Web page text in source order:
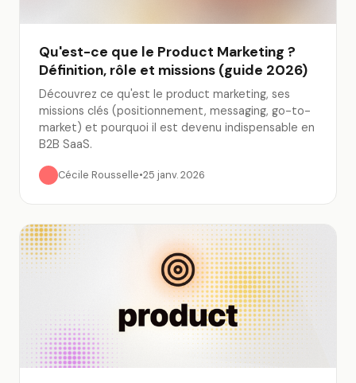
Qu'est-ce que le Product Marketing ?
Définition, rôle et missions (guide 2026)
Découvrez ce qu'est le product marketing, ses
missions clés (positionnement, messaging, go-to-
market) et pourquoi il est devenu indispensable en
B2B SaaS.
Cécile Rousselle•25 janv. 2026